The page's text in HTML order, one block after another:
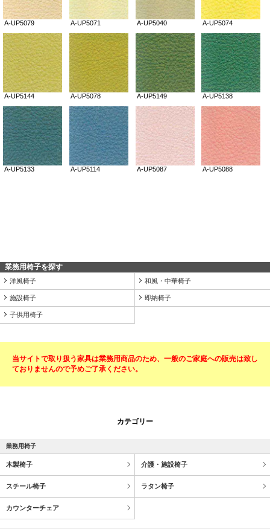
業務用椅子を探す
洋風椅子 和風・中華椅子
施設椅子 即納椅子
子供用椅子
当サイトで取り扱う家具は業務用商品のため、一般のご家庭への販売は致し
ておりませんので予めご了承ください。
カテゴリー
業務用椅子
木製椅子 介護・施設椅子
スチール椅子 ラタン椅子
カウンターチェア